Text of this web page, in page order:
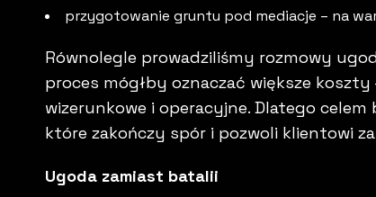
przygotowanie gruntu pod mediacje – na
Równolegle prowadziliśmy rozmowy
proces mógłby oznaczać większe
wizerunkowe i operacyjne. Dlatego
które zakończy spór i pozwoli klientowi
Ugoda zamiast batalii